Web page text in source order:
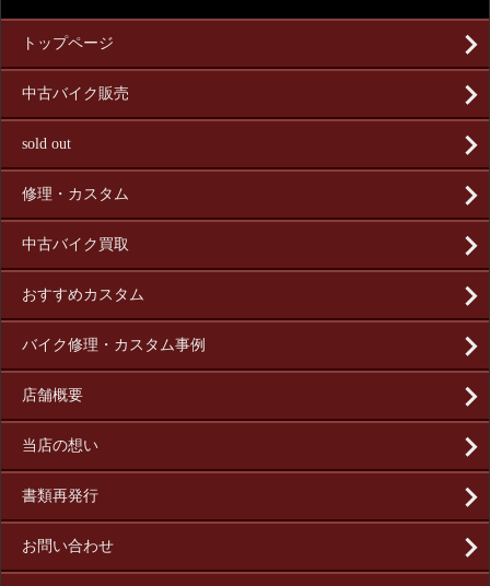
トップページ
中古バイク販売
sold out
修理・カスタム
中古バイク買取
おすすめカスタム
バイク修理・カスタム事例
店舗概要
当店の想い
書類再発行
お問い合わせ